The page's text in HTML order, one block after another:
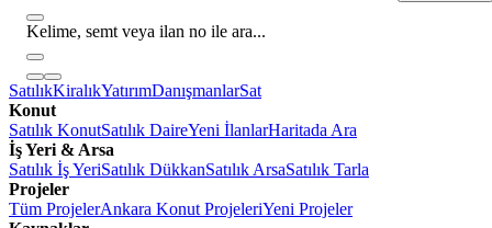
Kelime, semt veya ilan no ile ara...
SatılıkKiralıkYatırımDanışmanlarSat
Konut
Satılık KonutSatılık DaireYeni İlanlarHaritada Ara
İş Yeri & Arsa
Satılık İş YeriSatılık DükkanSatılık ArsaSatılık Tarla
Projeler
Tüm ProjelerAnkara Konut ProjeleriYeni Projeler